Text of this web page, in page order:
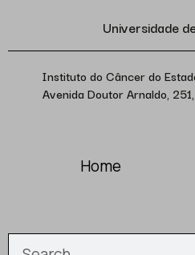
Universidade
Instituto do Câncer do
Avenida Doutor Arnaldo,
Home